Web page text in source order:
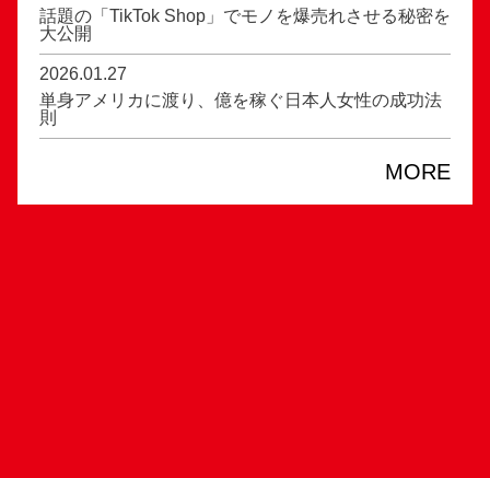
話題の「TikTok Shop」でモノを爆売れさせる秘密を
大公開
2026.01.27
単身アメリカに渡り、億を稼ぐ日本人女性の成功法
則
MORE